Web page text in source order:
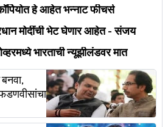
हे आहेत भन्नाट फीचर्स
मोदींची भेट घेणार आहेत - संजय
भारताची न्यूझीलंडवर मात